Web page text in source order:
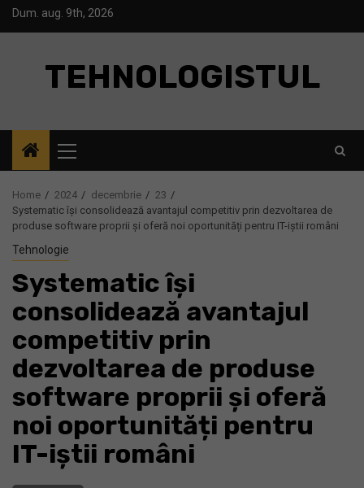
SkipDum. aug. 9th, 2026
TEHNOLOGISTUL
Menu
Home 2024 decembrie
23
Systematic își consolidează avantajul competitiv prin dezvoltarea de
produse software proprii și oferă noi oportunități pentru IT-iștii români
Tehnologie
Systematic își
consolidează avantajul
competitiv prin
dezvoltarea de produse
software proprii și oferă
noi oportunități pentru
IT-iștii români